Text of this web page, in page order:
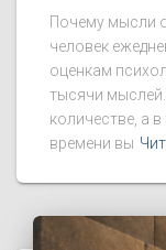
Почему мысли
человек
оценкам
тысячи
количестве, а
времени вы